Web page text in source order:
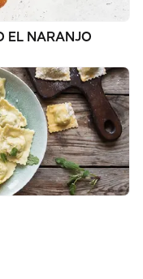
EL NARANJO